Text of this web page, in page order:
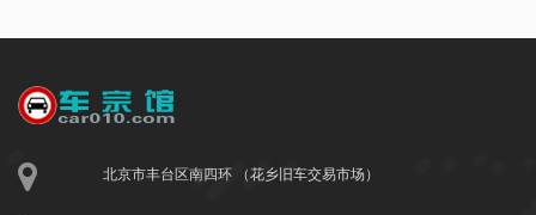
北京市丰台区南四环 （花乡旧车交易市场）